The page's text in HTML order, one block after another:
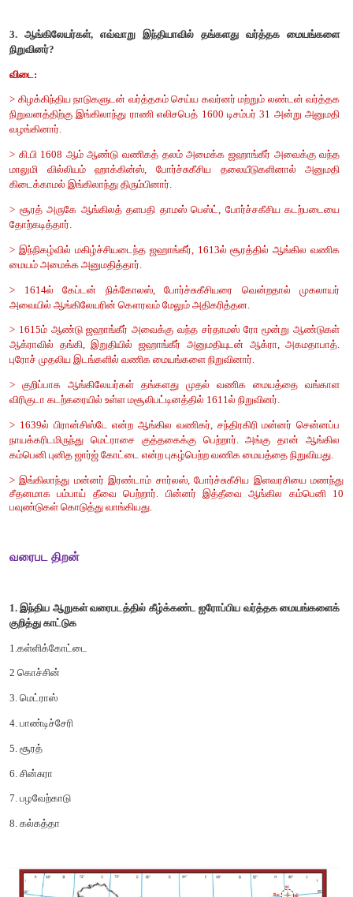
உள்ளன.
எழுதப்பட்ட ஆதாரங்கள்:
> இலக்கியங்கள், பயணக் குறிப்புகள், நாட்குறிப்புகள்,
பிரசுரங்கள், அரசாங்க ஆவணங்கள் மற்றும் கையெழுத்து
எழுதப்பட்ட ஆதாரங்களாகும்.
> அச்சு இயந்திரம் மூலம் பல மொழிகளில் எண்ணற்ற
வெளியிடப்பட்டன. குறிப்பாக ஆனந்தரங்கம் என்பவரின்
தீர்வுகளை வெளிப்படையாக விளக்கும் வரலாற்று ஆதாரமாகும்.
> எழுதப்பட்ட ஆதாரங்கள் மூலம் கலை, இலக்கியம், வரலாறு,
துறைகளைப் பற்றி மக்கள் எளிதாக அறிய முடிகிறது.
பயன்பாட்டு பொருள்ஆதாரங்கள்:
> ஓவியங்கள்,சிலைகள்,வரலாற்றுபுகழ்மிக்ககட்டிடங்கள்,
அருங்காட்சியகத்தில் உள்ள கலை, தொல்பொருட்கள்
பொருள் ஆதாரங்களாகும்.
> குறிப்பாக ஓவியங்கள், சிலைகள் நவீன இந்திய
ஆதாரங்களாக உள்ளன.
> நாணயங்களும் நம் நிர்வாக வரலாற்றை அறிய உதவும் ஒரு நல்ல
2. போர்ச்சுக்கீசியர்கள் எவ்வாறு இந்தியாவில் தங்களது
நிறுவினர்?
> ஐரோப்பிய நாடுகள் அனைத்திலும், போர்ச்சுக்கல் மட்டும்
கடல் வழியைக் கண்டுபிடிப்பதில் மிகவும் ஆர்வமாக இருந்தது.
> கி.பி. 1498-ல் வாஸ்கோடகாமா முதன் முதலாக
கள்ளிக்கோட்டையை வந்தடைந்தார். மன்னர் சாமரின் அவரை
> இவர் 1501-ல் இரண்டாவது முறையாக இந்தியா
ஒரு வர்த்தக மையத்தை நிறுவினார்.
> இதன் பிறகு கள்ளிக்கோட்டை, கொச்சின் பகுதிகளிலும்
அவர் நிறுவினார்.
> இதனால் கோபங்கொண்ட மன்னர் சாமரின்
> கி.பி. 1505-ல் பிரான்சிஸ்கோ -டி-அல்மெய்டா இந்திய